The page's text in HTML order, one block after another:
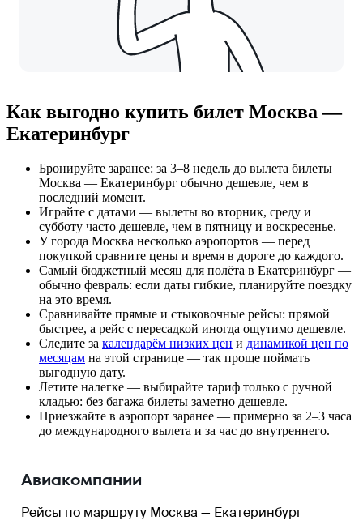
Как выгодно купить билет Москва —
Екатеринбург
Бронируйте заранее: за 3–8 недель до вылета билеты
Москва — Екатеринбург обычно дешевле, чем в
последний момент.
Играйте с датами — вылеты во вторник, среду и
субботу часто дешевле, чем в пятницу и воскресенье.
У города Москва несколько аэропортов — перед
покупкой сравните цены и время в дороге до каждого.
Самый бюджетный месяц для полёта в Екатеринбург —
обычно февраль: если даты гибкие, планируйте поездку
на это время.
Сравнивайте прямые и стыковочные рейсы: прямой
быстрее, а рейс с пересадкой иногда ощутимо дешевле.
Следите за календарём низких цен и динамикой цен по
месяцам на этой странице — так проще поймать
выгодную дату.
Летите налегке — выбирайте тариф только с ручной
кладью: без багажа билеты заметно дешевле.
Приезжайте в аэропорт заранее — примерно за 2–3 часа
до международного вылета и за час до внутреннего.
Авиакомпании
Рейсы по маршруту Москва — Екатеринбург